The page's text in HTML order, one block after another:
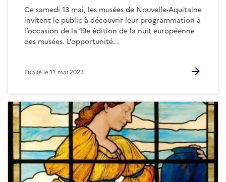
Ce samedi 13 mai, les musées de Nouvelle-Aquitaine
invitent le public à découvrir leur programmation à
l’occasion de la 19e édition de la nuit européenne
des musées. L’opportunité...
Publié le11 mai 2023